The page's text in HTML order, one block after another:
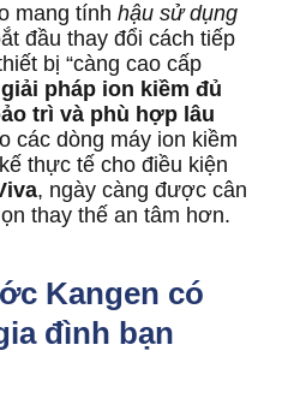
mang tính hậu sử dụng
đầu thay đổi cách tiếp
bị “càng cao cấp
giải pháp ion kiềm đủ
trì và phù hợp lâu
các dòng máy ion kiềm
thực tế cho điều kiện
, ngày càng được cân
thay thế an tâm hơn.
Kangen có
đình bạn